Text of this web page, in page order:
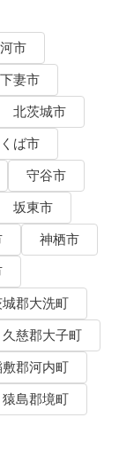
市
下妻市
北茨城市
ば市
守谷市
坂東市
神栖市
郡大洗町
久慈郡大子町
郡河内町
猿島郡境町